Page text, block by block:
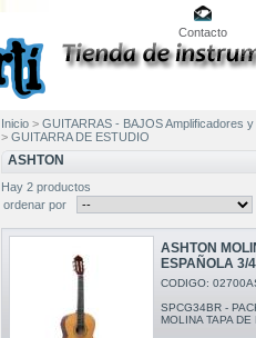
Contacto
Inicio > GUITARRAS - BAJOS Amplificadores
> GUITARRA DE ESTUDIO
ASHTON
Hay 2 productos
ordenar por
ASHTON
ESPAÑOLA 3/4
CODIGO:
SPCG34BR -
MOLINA TAPA